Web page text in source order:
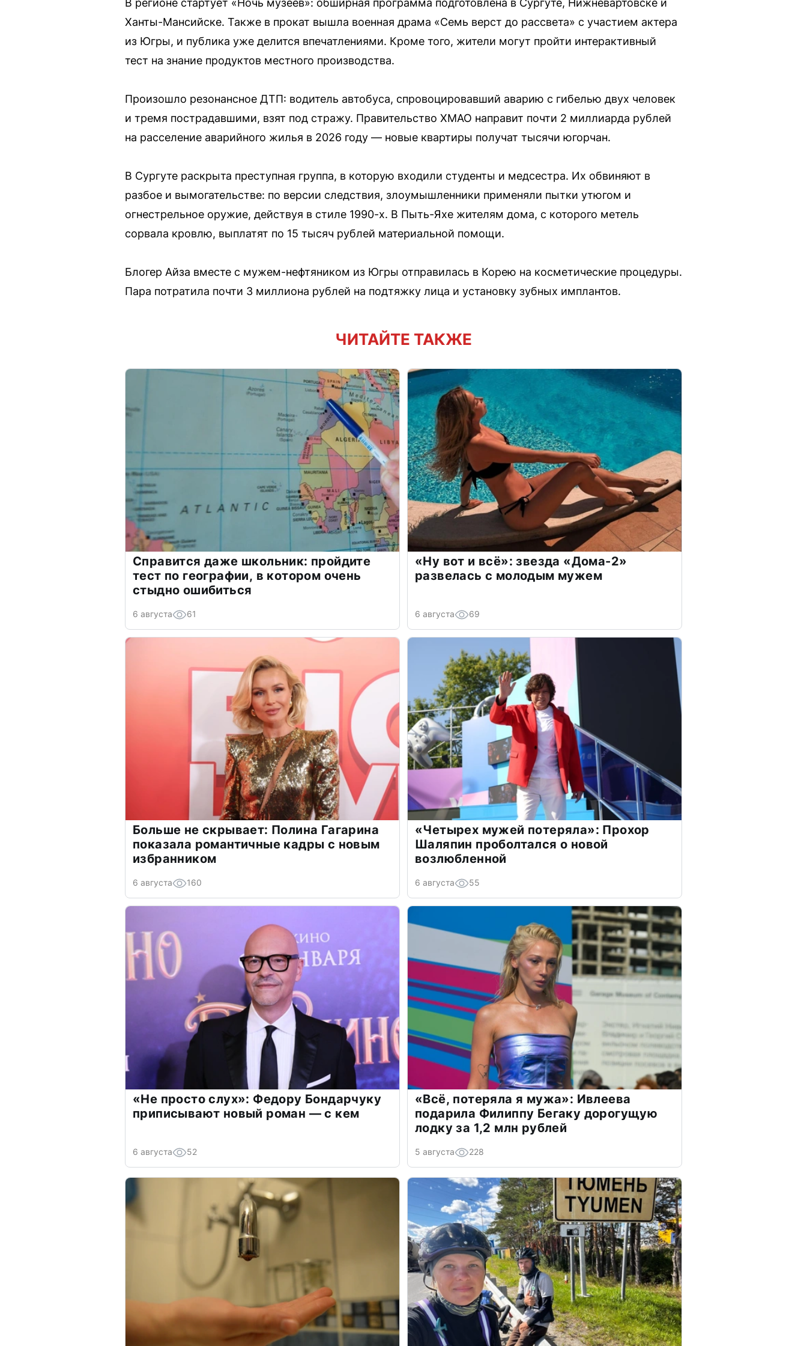
Ханты-Мансийске. Также в прокат вышла военная драма «Семь верст до рассвета» с участием актера
из Югры, и публика уже делится впечатлениями. Кроме того, жители могут пройти интерактивный
тест на знание продуктов местного производства.
Произошло резонансное ДТП: водитель автобуса, спровоцировавший аварию с гибелью двух человек
и тремя пострадавшими, взят под стражу. Правительство ХМАО направит почти 2 миллиарда рублей
на расселение аварийного жилья в 2026 году — новые квартиры получат тысячи югорчан.
В Сургуте раскрыта преступная группа, в которую входили студенты и медсестра. Их обвиняют в
разбое и вымогательстве: по версии следствия, злоумышленники применяли пытки утюгом и
огнестрельное оружие, действуя в стиле 1990-х. В Пыть-Яхе жителям дома, с которого метель
сорвала кровлю, выплатят по 15 тысяч рублей материальной помощи.
Блогер Айза вместе с мужем-нефтяником из Югры отправилась в Корею на косметические процедуры.
Пара потратила почти 3 миллиона рублей на подтяжку лица и установку зубных имплантов.
ЧИТАЙТЕ ТАКЖЕ
Справится даже школьник: пройдите
тест по географии, в котором очень
стыдно ошибиться
6 августа 61
«Ну вот и всё»: звезда «Дома-2»
развелась с молодым мужем
6 августа 69
Больше не скрывает: Полина Гагарина
показала романтичные кадры с новым
избранником
6 августа 160
«Четырех мужей потеряла»: Прохор
Шаляпин проболтался о новой
возлюбленной
6 августа 55
«Не просто слух»: Федору Бондарчуку
приписывают новый роман — с кем
6 августа 52
«Всё, потеряла я мужа»: Ивлеева
подарила Филиппу Бегаку дорогущую
лодку за 1,2 млн рублей
5 августа 228